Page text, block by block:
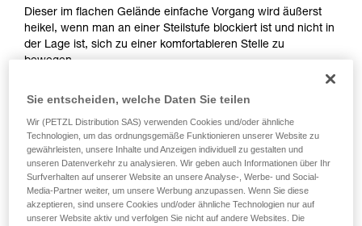
einem Profi, ob Sie in der Lage sind, den
Vorgang alleine sicher zu wiederholen, bevor
Sie ihn eigenständig durchführen.
noch andere Techniken, die hier nicht
Dieser im flachen Gelände einfache Vorgang wird äußerst
heikel, wenn man an einer Steilstufe blockiert ist und nicht in
der Lage ist, sich zu einer komfortableren Stelle zu
bewegen.
In diesem Video zeigt uns Tony Lamiche, Steilwandskifahrer
und Petzl-Athlet, seine Methode.
Sie entscheiden, welche Daten Sie teilen
Wir (PETZL Distribution SAS) verwenden Cookies und/oder ähnliche
Technologien, um das ordnungsgemäße Funktionieren unserer Website zu
gewährleisten, unsere Inhalte und Anzeigen individuell zu gestalten und
unseren Datenverkehr zu analysieren. Wir geben auch Informationen über Ihr
Surfverhalten auf unserer Website an unsere Analyse-, Werbe- und Social-
Media-Partner weiter, um unsere Werbung anzupassen. Wenn Sie diese
akzeptieren, sind unsere Cookies und/oder ähnliche Technologien nur auf
unserer Website aktiv und verfolgen Sie nicht auf andere Websites. Die